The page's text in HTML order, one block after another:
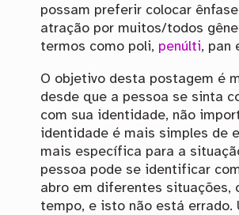
possam preferir colocar
atração por muitos/todos
termos como poli, penúlti, pan
O objetivo desta postagem é
desde que a pessoa se sinta
com sua identidade, não
identidade é mais simples de
mais específica para a
pessoa pode se identificar
abro em diferentes situações,
tempo, e isto não está errado.